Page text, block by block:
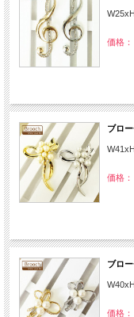
価格
ブロ
価格
ブロ
価格